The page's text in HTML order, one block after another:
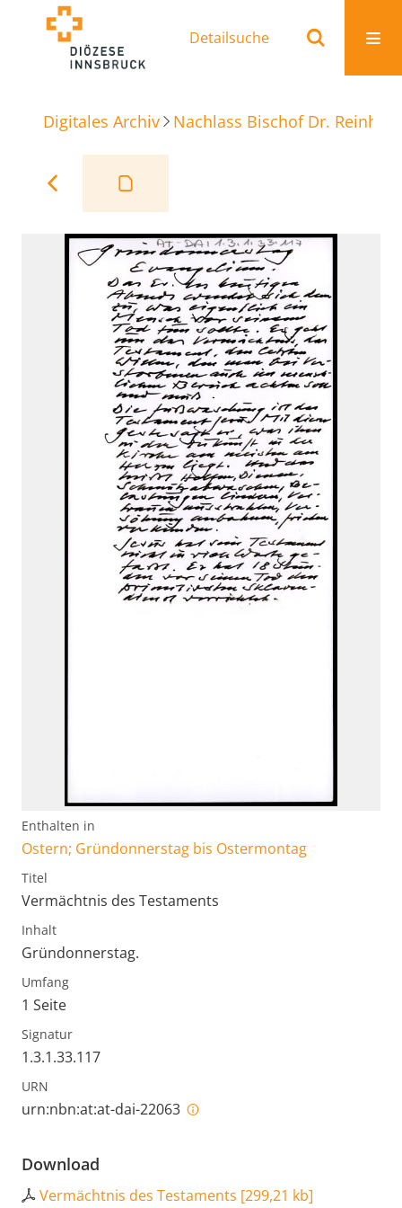
Detailsuche
Digitales Archiv Nachlass Bischof Dr.
Enthalten in
Ostern; Gründonnerstag bis Ostermontag
Titel
Vermächtnis des Testaments
Inhalt
Gründonnerstag.
Umfang
1 Seite
Signatur
1.3.1.33.117
URN
urn:nbn:at:at-dai-22063
Download
Vermächtnis des Testaments [299,21 kb]